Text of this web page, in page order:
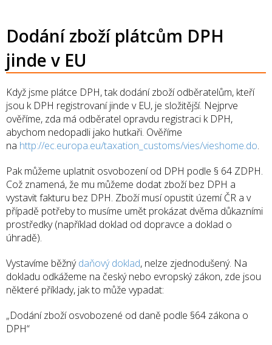
Dodání zboží plátcům DPH
jinde v EU
Když jsme plátce DPH, tak dodání zboží odběratelům, kteří
jsou k DPH registrovaní jinde v EU, je složitější. Nejprve
ověříme, zda má odběratel opravdu registraci k DPH,
abychom nedopadli jako hutkaři. Ověříme
na http://ec.europa.eu/taxation_customs/vies/vieshome.do.
Pak můžeme uplatnit osvobození od DPH podle § 64 ZDPH.
Což znamená, že mu můžeme dodat zboží bez DPH a
vystavit fakturu bez DPH. Zboží musí opustit území ČR a v
případě potřeby to musíme umět prokázat dvěma důkazními
prostředky (například doklad od dopravce a doklad o
úhradě).
Vystavíme běžnýdaňový doklad, nelze zjednodušený. Na
dokladu odkážeme na český nebo evropský zákon, zde jsou
některé příklady, jak to může vypadat:
„Dodání zboží osvobozené od daně podle §64 zákona o
DPH“